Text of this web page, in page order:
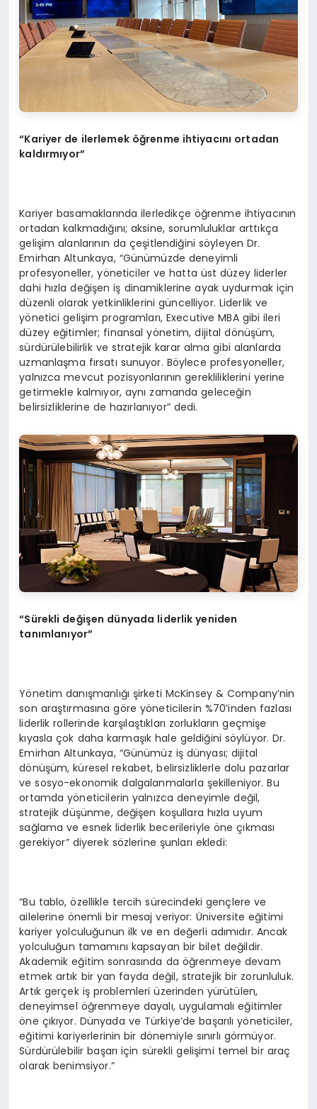
“Kariyer de ilerlemek öğrenme ihtiyacını ortadan
kaldırmıyor”
Kariyer basamaklarında ilerledikçe öğrenme ihtiyacının
ortadan kalkmadığını; aksine, sorumluluklar arttıkça
gelişim alanlarının da çeşitlendiğini söyleyen Dr.
Emirhan Altunkaya, “Günümüzde deneyimli
profesyoneller, yöneticiler ve hatta üst düzey liderler
dahi hızla değişen iş dinamiklerine ayak uydurmak için
düzenli olarak yetkinliklerini güncelliyor. Liderlik ve
yönetici gelişim programları, Executive MBA gibi ileri
düzey eğitimler; finansal yönetim, dijital dönüşüm,
sürdürülebilirlik ve stratejik karar alma gibi alanlarda
uzmanlaşma fırsatı sunuyor. Böylece profesyoneller,
yalnızca mevcut pozisyonlarının gerekliliklerini yerine
getirmekle kalmıyor, aynı zamanda geleceğin
belirsizliklerine de hazırlanıyor” dedi.
“Sürekli değişen dünyada liderlik yeniden
tanımlanıyor”
Yönetim danışmanlığı şirketi McKinsey & Company’nin
son araştırmasına göre yöneticilerin %70’inden fazlası
liderlik rollerinde karşılaştıkları zorlukların geçmişe
kıyasla çok daha karmaşık hale geldiğini söylüyor. Dr.
Emirhan Altunkaya, “Günümüz iş dünyası; dijital
dönüşüm, küresel rekabet, belirsizliklerle dolu pazarlar
ve sosyo-ekonomik dalgalanmalarla şekilleniyor. Bu
ortamda yöneticilerin yalnızca deneyimle değil,
stratejik düşünme, değişen koşullara hızla uyum
sağlama ve esnek liderlik becerileriyle öne çıkması
gerekiyor” diyerek sözlerine şunları ekledi:
“Bu tablo, özellikle tercih sürecindeki gençlere ve
ailelerine önemli bir mesaj veriyor: Üniversite eğitimi
kariyer yolculuğunun ilk ve en değerli adımıdır. Ancak
yolculuğun tamamını kapsayan bir bilet değildir.
Akademik eğitim sonrasında da öğrenmeye devam
etmek artık bir yan fayda değil, stratejik bir zorunluluk.
Artık gerçek iş problemleri üzerinden yürütülen,
deneyimsel öğrenmeye dayalı, uygulamalı eğitimler
öne çıkıyor. Dünyada ve Türkiye’de başarılı yöneticiler,
eğitimi kariyerlerinin bir dönemiyle sınırlı görmüyor.
Sürdürülebilir başarı için sürekli gelişimi temel bir araç
olarak benimsiyor.”